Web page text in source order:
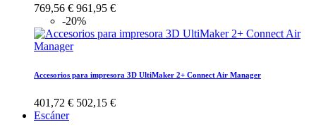
769,56 € 961,95 €
-20%
Accesorios para impresora 3D UltiMaker 2+ Connect Air Manager
401,72 € 502,15 €
Escáner